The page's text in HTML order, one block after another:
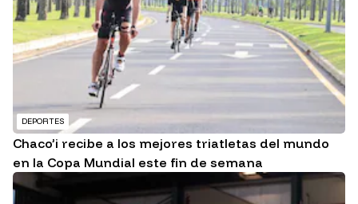
DEPORTES
Chaco’i recibe a los mejores triatletas del mundo
en la Copa Mundial este fin de semana